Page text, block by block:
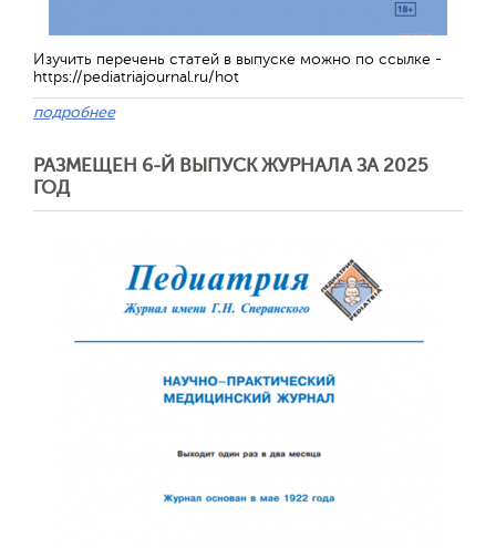
Изучить перечень статей в выпуске можно по ссылке -
https://pediatriajournal.ru/hot
подробнее
РАЗМЕЩЕН 6-Й ВЫПУСК ЖУРНАЛА ЗА 2025
ГОД